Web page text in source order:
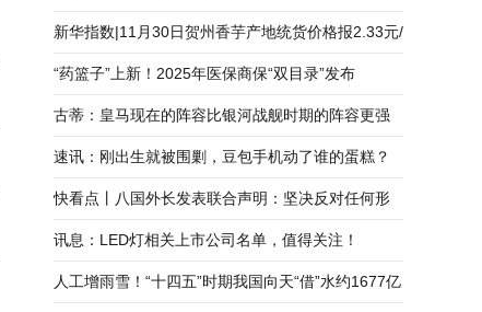
头条
新华指数|11月30日贺州香芋产地统货价格报2.33元/
斤，环比11月15日下跌0.85%
“药篮子”上新！2025年医保商保“双目录”发布
古蒂：皇马现在的阵容比银河战舰时期的阵容更强
速讯：刚出生就被围剿，豆包手机动了谁的蛋糕？
快看点丨八国外长发表联合声明：坚决反对任何形
式的将巴勒斯坦人民强行迁离家园的企图
讯息：LED灯相关上市公司名单，值得关注！
（2025/12/4）
人工增雨雪！“十四五”时期我国向天“借”水约1677亿